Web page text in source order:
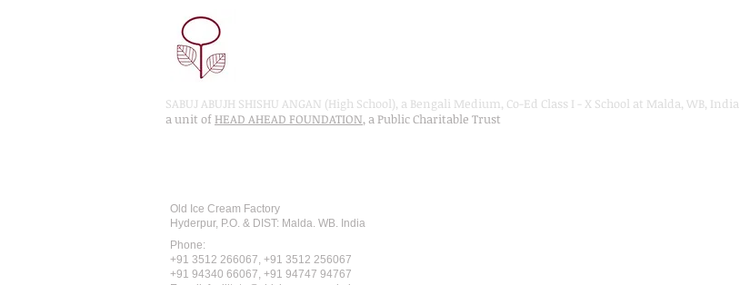
SABUJ ABUJH SHISHU ANGAN (High School), a Bengali Medium, Co-Ed Class I - X School at Malda, WB, India
a unit ofHEAD AHEAD FOUNDATION, a Public Charitable Trust
Old Ice Cream Factory
Hyderpur, P.O. & DIST: Malda. WB. India
Phone:
+91 3512 266067, +91 3512 256067
+91 94340 66067, +91 94747 94767